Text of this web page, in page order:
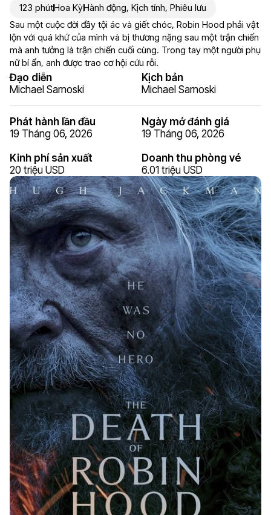
123 phútHoa KỳHành động, Kịch tính, Phiêu lưu
Sau một cuộc đời đầy tội ác và giết chóc, Robin Hood phải vật
lộn với quá khứ của mình và bị thương nặng sau một trận chiến
mà anh tưởng là trận chiến cuối cùng. Trong tay một người phụ
nữ bí ẩn, anh được trao cơ hội cứu rỗi.
Đạo diễn
Michael Sarnoski
Kịch bản
Michael Sarnoski
Phát hành lần đầu
19 Tháng 06, 2026
Ngày mở đánh giá
19 Tháng 06, 2026
Kinh phí sản xuất
20 triệu USD
Doanh thu phòng vé
6.01 triệu USD